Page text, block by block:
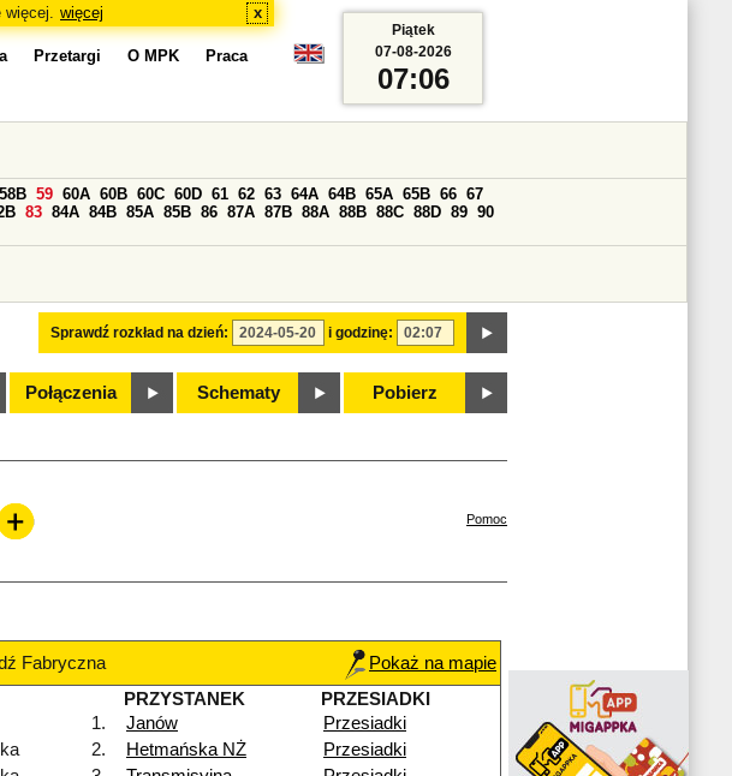
więcej. więcej x
Przetargi O MPK Praca
Sprawdź rozkład na dzień: i godzinę:
58B 59 60A 60B 60C 60D 61 62 63 64A 64B 65A 65B 66 67
83 84A 84B 85A 85B 86 87A 87B 88A 88B 88C 88D 89 90
Połączenia Schematy Pobierz
Piątek
07-08-2026
07:06
Pomoc
Fabryczna
Pokaż na mapie
PRZYSTANEK
PRZESIADKI
1.
Janów
Przesiadki
2. Hetmańska NŻ
Przesiadki